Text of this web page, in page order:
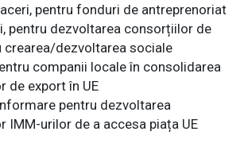
pentru fonduri de antreprenoriat
pentru dezvoltarea consorțiilor de
crearea/dezvoltarea sociale
companii locale în consolidarea
de export în UE
pentru dezvoltarea
IMM-urilor de a accesa piața UE